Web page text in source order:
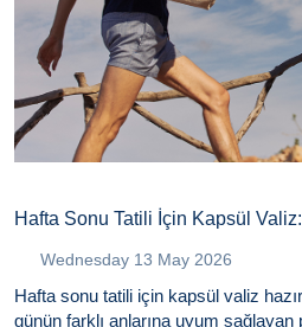
Hafta Sonu Tatili İçin Kapsül
Wednesday 13 May 2026
Hafta sonu tatili için kapsül valiz
günün farklı anlarına uyum sağlayan